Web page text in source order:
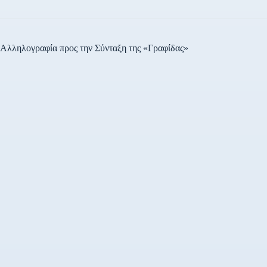
Αλληλογραφία προς την Σύνταξη της «Γραφίδας»